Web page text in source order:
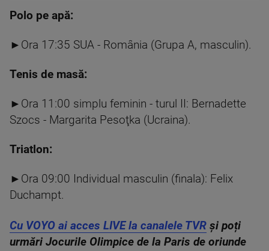
Polo pe apă:
►Ora 17:35 SUA - România (Grupa A, masculin).
Tenis de masă:
►Ora 11:00 simplu feminin - turul II: Bernadette
Szocs - Margarita Pesoţka (Ucraina).
Triatlon:
►Ora 09:00 Individual masculin (finala): Felix
Duchampt.
Cu VOYO ai acces LIVE la canalele TVR și poți
urmări Jocurile Olimpice de la Paris de oriunde